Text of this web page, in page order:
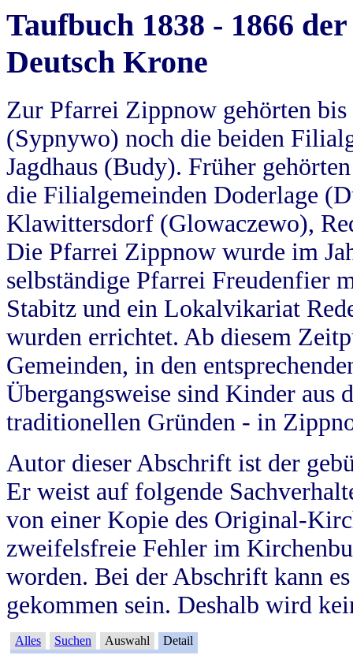
Taufbuch 1838 - 1866
Deutsch Krone
Zur Pfarrei Zippnow gehörten
(Sypnywo) noch die beiden
Jagdhaus (Budy). Früher
die Filialgemeinden Doderlage
Klawittersdorf (Glowaczewo),
Die Pfarrei Zippnow wurde im
selbständige Pfarrei Freudenfier
Stabitz und ein Lokalvikariat
wurden errichtet. Ab diesem
Gemeinden, in den
Übergangsweise sind Kinder aus
traditionellen Gründen - in
Autor dieser Abschrift ist der
Er weist auf folgende
von einer Kopie des Original-
zweifelsfreie Fehler im
worden. Bei der Abschrift kann
gekommen sein. Deshalb wird
Alles Suchen Auswahl Detail